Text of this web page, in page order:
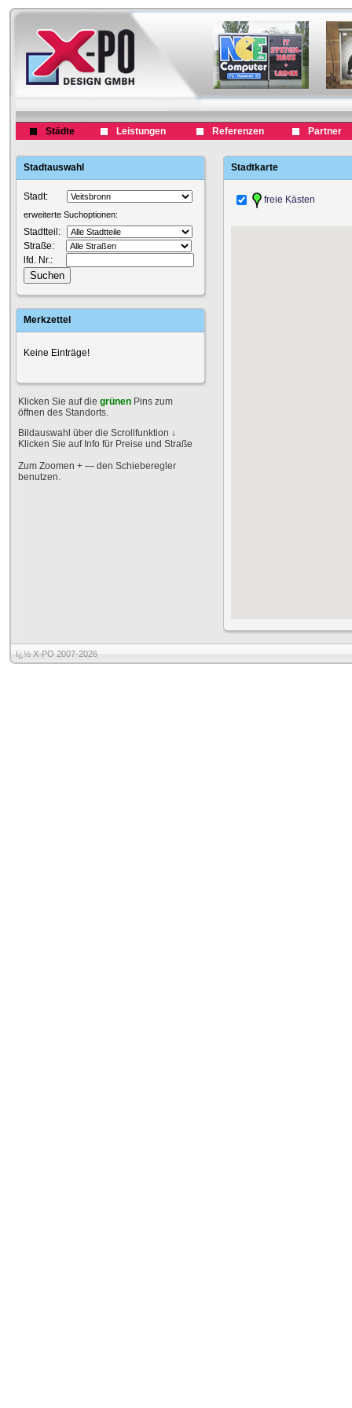
Städte Leistungen Referenzen Partner
Stadtauswahl
Stadt:
erweiterte Suchoptionen:
Stadtteil:
Straße:
lfd. Nr.:
Merkzettel
Keine Einträge!
Klicken Sie auf die grünen Pins zum
öffnen des Standorts.
Bildauswahl über die Scrollfunktion ↓
Klicken Sie auf Info für Preise und Straße
Zum Zoomen + — den Schieberegler
benutzen.
Stadtkarte
freie Kästen
ï¿½ X-PO 2007-2026